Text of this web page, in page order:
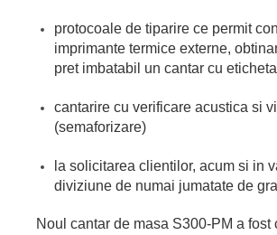
protocoale de tiparire ce permit
imprimante termice externe,
pret imbatabil un cantar cu
cantarire cu verificare acustica si
(semaforizare)
la solicitarea clientilor, acum si in
diviziune de numai jumatate de
Noul cantar de masa S300-PM a fost